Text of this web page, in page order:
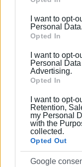
behaviour. You
Google and its
section.
I want to opt-
Personal Data.
Opted In
I want to opt-
Personal
Advertising.
Opted In
I want to opt-
Retention,
my Personal
with the
collected.
Opted Out
Google
4. Την ενημέρωση
Ευρωπαϊκής
Δικηγορικών
επισημαίνοντας
κεκτημένο του
παρεμβάσεις της
λειτουργών».
ΦΩΤΟ ΑΡΧΕΙΟΥ
Εμφανίσεις: 81